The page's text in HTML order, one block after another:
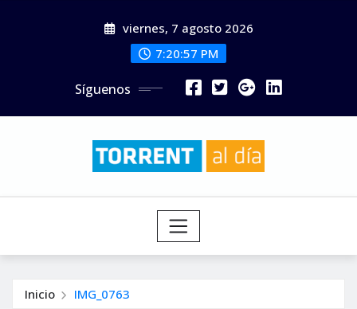
viernes, 7 agosto 2026
7:20:58 PM
Síguenos
Inicio IMG_0763